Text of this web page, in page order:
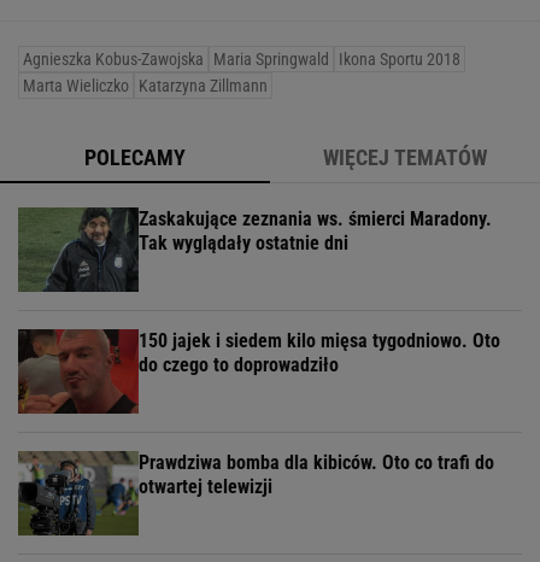
Agnieszka Kobus-Zawojska Maria Springwald
Ikona Sportu 2018
Marta Wieliczko Katarzyna Zillmann
POLECAMY WIĘCEJ TEMATÓW
Zaskakujące zeznania ws. śmierci Maradony.
Tak wyglądały ostatnie dni
150 jajek i siedem kilo mięsa tygodniowo. Oto
do czego to doprowadziło
Prawdziwa bomba dla kibiców. Oto co trafi do
otwartej telewizji